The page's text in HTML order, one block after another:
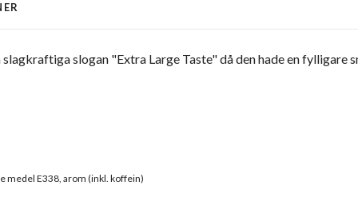
slogan "Extra Large Taste" då den hade en fylligare
medel E338, arom (inkl. koffein)